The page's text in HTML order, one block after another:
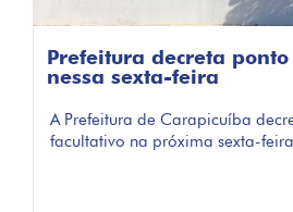
Prefeitura decreta
nessa sexta-feira
A Prefeitura de Carapicuíba
facultativo na próxima sexta-